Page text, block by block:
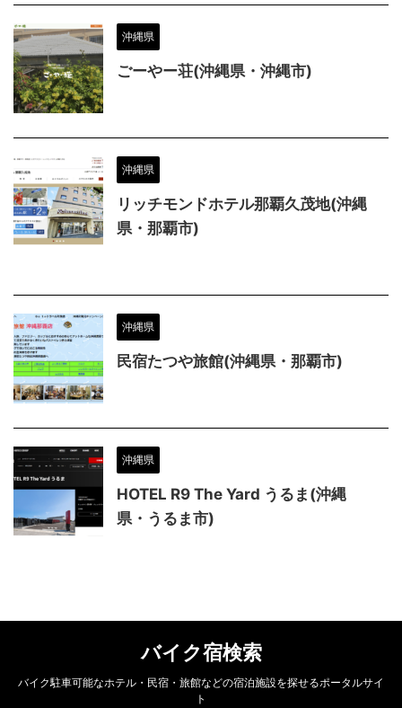
沖縄県
ごーやー荘(沖縄県・沖縄市)
沖縄県
リッチモンドホテル那覇久茂地(沖縄
県・那覇市)
沖縄県
民宿たつや旅館(沖縄県・那覇市)
沖縄県
HOTEL R9 The Yard うるま(沖縄
県・うるま市)
バイク宿検索
バイク駐車可能なホテル・民宿・旅館などの宿泊施設を探せるポータルサイ
ト